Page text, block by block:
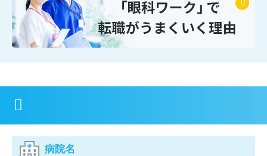
病院名